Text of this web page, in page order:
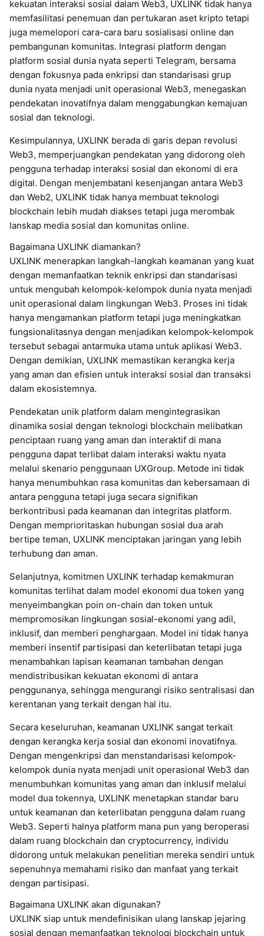
kekuatan interaksi sosial dalam Web3, UXLINK tidak hanya
memfasilitasi penemuan dan pertukaran aset kripto tetapi
juga memelopori cara-cara baru sosialisasi online dan
pembangunan komunitas. Integrasi platform dengan
platform sosial dunia nyata seperti Telegram, bersama
dengan fokusnya pada enkripsi dan standarisasi grup
dunia nyata menjadi unit operasional Web3, menegaskan
pendekatan inovatifnya dalam menggabungkan kemajuan
sosial dan teknologi.
Kesimpulannya, UXLINK berada di garis depan revolusi
Web3, memperjuangkan pendekatan yang didorong oleh
pengguna terhadap interaksi sosial dan ekonomi di era
digital. Dengan menjembatani kesenjangan antara Web3
dan Web2, UXLINK tidak hanya membuat teknologi
blockchain lebih mudah diakses tetapi juga merombak
lanskap media sosial dan komunitas online.
Bagaimana UXLINK diamankan?
UXLINK menerapkan langkah-langkah keamanan yang kuat
dengan memanfaatkan teknik enkripsi dan standarisasi
untuk mengubah kelompok-kelompok dunia nyata menjadi
unit operasional dalam lingkungan Web3. Proses ini tidak
hanya mengamankan platform tetapi juga meningkatkan
fungsionalitasnya dengan menjadikan kelompok-kelompok
tersebut sebagai antarmuka utama untuk aplikasi Web3.
Dengan demikian, UXLINK memastikan kerangka kerja
yang aman dan efisien untuk interaksi sosial dan transaksi
dalam ekosistemnya.
Pendekatan unik platform dalam mengintegrasikan
dinamika sosial dengan teknologi blockchain melibatkan
penciptaan ruang yang aman dan interaktif di mana
pengguna dapat terlibat dalam interaksi waktu nyata
melalui skenario penggunaan UXGroup. Metode ini tidak
hanya menumbuhkan rasa komunitas dan kebersamaan di
antara pengguna tetapi juga secara signifikan
berkontribusi pada keamanan dan integritas platform.
Dengan memprioritaskan hubungan sosial dua arah
bertipe teman, UXLINK menciptakan jaringan yang lebih
terhubung dan aman.
Selanjutnya, komitmen UXLINK terhadap kemakmuran
komunitas terlihat dalam model ekonomi dua token yang
menyeimbangkan poin on-chain dan token untuk
mempromosikan lingkungan sosial-ekonomi yang adil,
inklusif, dan memberi penghargaan. Model ini tidak hanya
memberi insentif partisipasi dan keterlibatan tetapi juga
menambahkan lapisan keamanan tambahan dengan
mendistribusikan kekuatan ekonomi di antara
penggunanya, sehingga mengurangi risiko sentralisasi dan
kerentanan yang terkait dengan hal itu.
Secara keseluruhan, keamanan UXLINK sangat terkait
dengan kerangka kerja sosial dan ekonomi inovatifnya.
Dengan mengenkripsi dan menstandarisasi kelompok-
kelompok dunia nyata menjadi unit operasional Web3 dan
menumbuhkan komunitas yang aman dan inklusif melalui
model dua tokennya, UXLINK menetapkan standar baru
untuk keamanan dan keterlibatan pengguna dalam ruang
Web3. Seperti halnya platform mana pun yang beroperasi
dalam ruang blockchain dan cryptocurrency, individu
didorong untuk melakukan penelitian mereka sendiri untuk
sepenuhnya memahami risiko dan manfaat yang terkait
dengan partisipasi.
Bagaimana UXLINK akan digunakan?
UXLINK siap untuk mendefinisikan ulang lanskap jejaring
sosial dengan memanfaatkan teknologi blockchain untuk